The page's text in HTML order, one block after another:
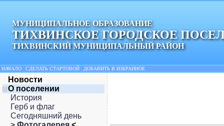
МУНИЦИПАЛЬНОЕ ОБРАЗОВАНИЕ
ТИХВИНСКОЕ ГОРОДСКОЕ
ТИХВИНСКИЙ МУНИЦИПАЛЬНЫЙ РАЙОН
НАЧАЛО СДЕЛАТЬ СТАРТОВОЙ ДОБАВИТЬ В ИЗБРАННОЕ
Новости
О поселении
История
Герб и флаг
Сегодняшний день